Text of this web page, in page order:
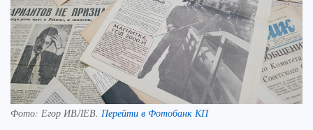
Фото: Егор ИВЛЕВ. Перейти в Фотобанк КП